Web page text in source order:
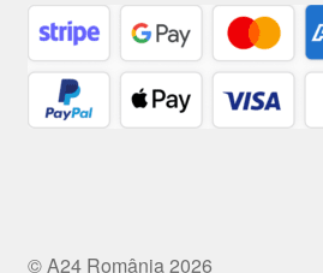
© A24 România 2026